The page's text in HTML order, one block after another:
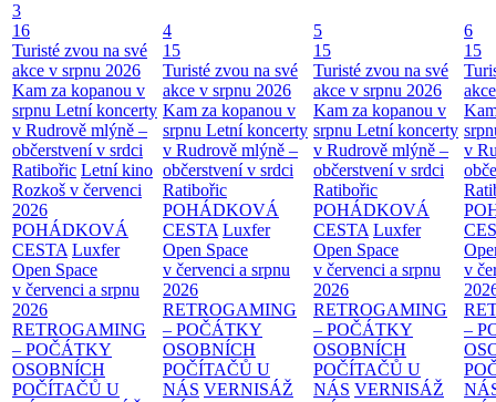
3
16
Turisté zvou na své
akce v srpnu 2026
Kam za kopanou v
srpnu Letní koncerty
v Rudrově mlýně –
občerstvení v srdci
Ratibořic Letní kino
Rozkoš v červenci
2026
POHÁDKOVÁ
CESTA Luxfer
Open Space
v červenci a srpnu
2026
RETROGAMING
– POČÁTKY
OSOBNÍCH
POČÍTAČŮ U
4
15
Turisté zvou na své
akce v srpnu 2026
Kam za kopanou v
srpnu Letní koncerty
v Rudrově mlýně –
občerstvení v srdci
Ratibořic
POHÁDKOVÁ
CESTA Luxfer
Open Space
v červenci a srpnu
2026
RETROGAMING
– POČÁTKY
OSOBNÍCH
POČÍTAČŮ U
NÁS VERNISÁŽ
5
15
Turisté zvou na své
akce v srpnu 2026
Kam za kopanou v
srpnu Letní koncerty
v Rudrově mlýně –
občerstvení v srdci
Ratibořic
POHÁDKOVÁ
CESTA Luxfer
Open Space
v červenci a srpnu
2026
RETROGAMING
– POČÁTKY
OSOBNÍCH
POČÍTAČŮ U
NÁS VERNISÁŽ
6
15
v
v
–